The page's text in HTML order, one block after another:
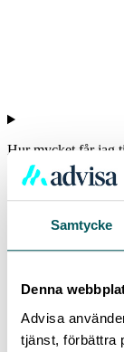
Samtycke
Denna
Advisa
tjänst, förbättra
Hur mycket får jag